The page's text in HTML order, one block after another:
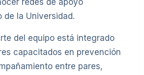
redes de apoyo
de la Universidad.
del equipo está integrado
capacitados en prevención
entre pares,